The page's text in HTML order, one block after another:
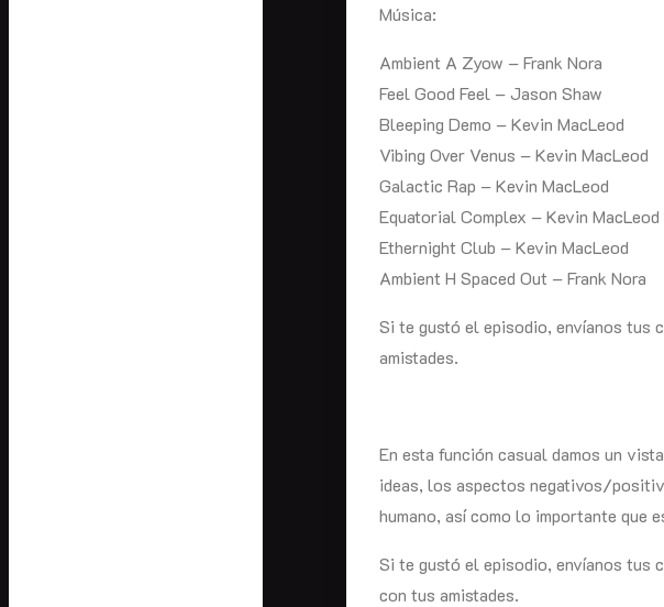
Música:
Ambient A Zyow – Frank Nora
Feel Good Feel – Jason Shaw
Bleeping Demo – Kevin MacLeod
Vibing Over Venus – Kevin MacLeod
Galactic Rap – Kevin MacLeod
Equatorial Complex – Kevin MacLeod
Ethernight Club – Kevin MacLeod
Ambient H Spaced Out – Frank Nora
Si te gustó el episodio, envíanos tus
amistades.
En esta función casual damos un
ideas, los aspectos negativos/
humano, así como lo importante que
Si te gustó el episodio, envíanos tus
con tus amistades.